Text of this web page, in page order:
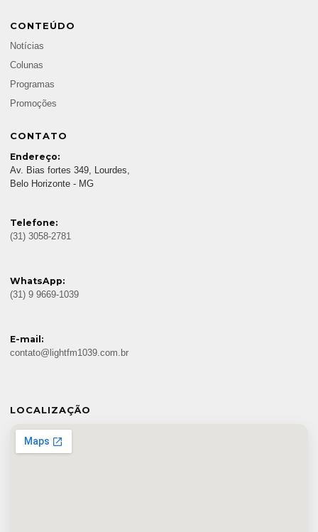
CONTEÚDO
Notícias
Colunas
Programas
Promoções
CONTATO
Endereço:
Av. Bias fortes 349, Lourdes,
Belo Horizonte - MG
Telefone:
(31) 3058-2781
WhatsApp:
(31) 9 9669-1039
E-mail:
contato@lightfm1039.com.br
LOCALIZAÇÃO